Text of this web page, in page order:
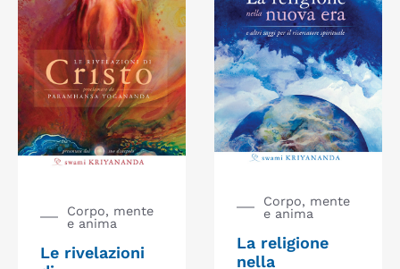
Corpo, mente
e anima
Le rivelazioni
Corpo, mente
e anima
La religione
nella